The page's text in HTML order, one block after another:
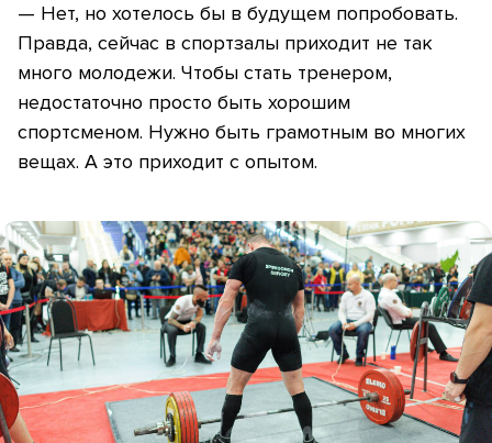
— Нет, но хотелось бы в будущем попробовать.
Правда, сейчас в спортзалы приходит не так
много молодежи. Чтобы стать тренером,
недостаточно просто быть хорошим
спортсменом. Нужно быть грамотным во многих
вещах. А это приходит с опытом.